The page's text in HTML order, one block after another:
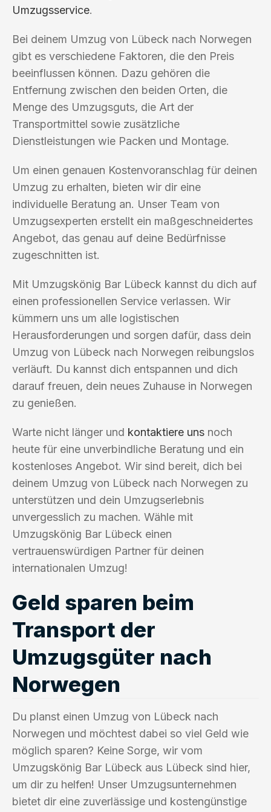
Umzugsservice.
Bei deinem Umzug von Lübeck nach Norwegen
gibt es verschiedene Faktoren, die den Preis
beeinflussen können. Dazu gehören die
Entfernung zwischen den beiden Orten, die
Menge des Umzugsguts, die Art der
Transportmittel sowie zusätzliche
Dienstleistungen wie Packen und Montage.
Um einen genauen Kostenvoranschlag für deinen
Umzug zu erhalten, bieten wir dir eine
individuelle Beratung an. Unser Team von
Umzugsexperten erstellt ein maßgeschneidertes
Angebot, das genau auf deine Bedürfnisse
zugeschnitten ist.
Mit Umzugskönig Bar Lübeck kannst du dich auf
einen professionellen Service verlassen. Wir
kümmern uns um alle logistischen
Herausforderungen und sorgen dafür, dass dein
Umzug von Lübeck nach Norwegen reibungslos
verläuft. Du kannst dich entspannen und dich
darauf freuen, dein neues Zuhause in Norwegen
zu genießen.
Warte nicht länger und kontaktiere uns noch
heute für eine unverbindliche Beratung und ein
kostenloses Angebot. Wir sind bereit, dich bei
deinem Umzug von Lübeck nach Norwegen zu
unterstützen und dein Umzugserlebnis
unvergesslich zu machen. Wähle mit
Umzugskönig Bar Lübeck einen
vertrauenswürdigen Partner für deinen
internationalen Umzug!
Geld sparen beim
Transport der
Umzugsgüter nach
Norwegen
Du planst einen Umzug von Lübeck nach
Norwegen und möchtest dabei so viel Geld wie
möglich sparen? Keine Sorge, wir vom
Umzugskönig Bar Lübeck aus Lübeck sind hier,
um dir zu helfen! Unser Umzugsunternehmen
bietet dir eine zuverlässige und kostengünstige